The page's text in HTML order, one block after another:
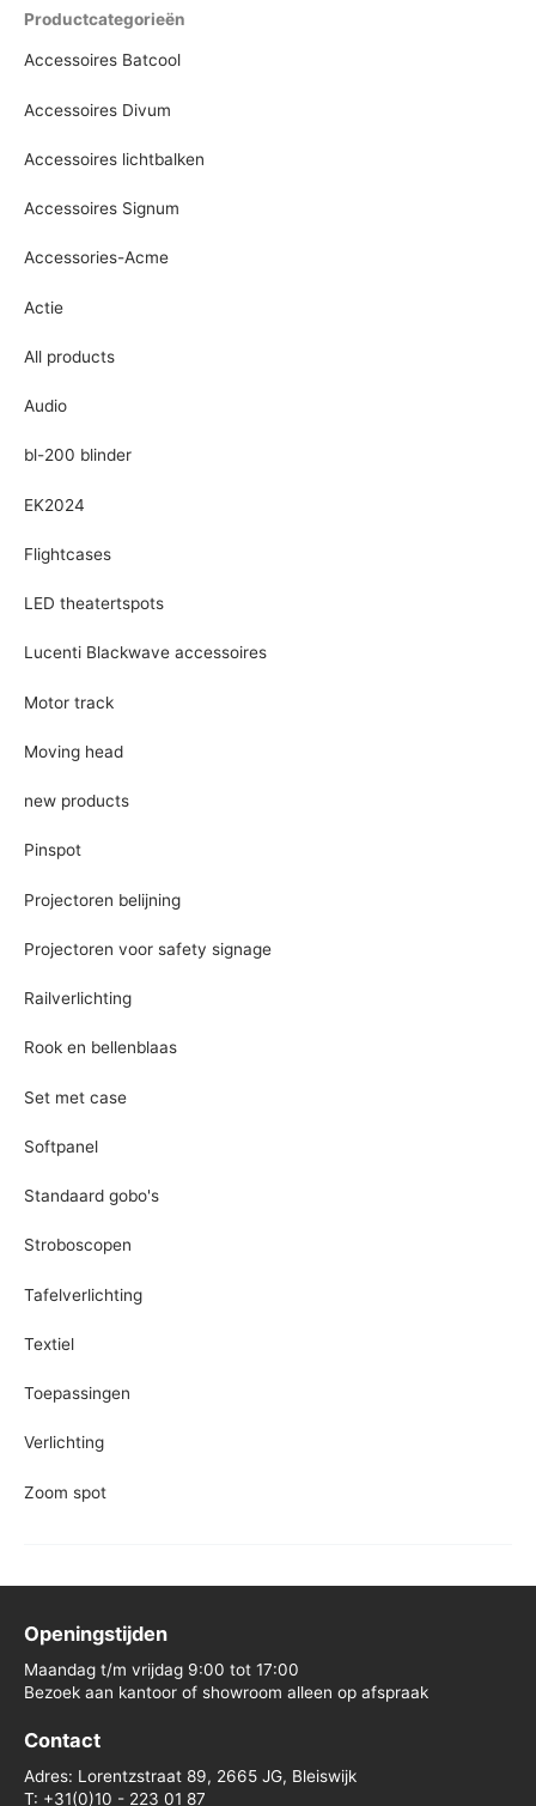
Productcategorieën
Accessoires Batcool
Accessoires Divum
Accessoires lichtbalken
Accessoires Signum
Accessories-Acme
Actie
All products
Audio
bl-200 blinder
EK2024
Flightcases
LED theatertspots
Lucenti Blackwave accessoires
Motor track
Moving head
new products
Pinspot
Projectoren belijning
Projectoren voor safety signage
Railverlichting
Rook en bellenblaas
Set met case
Softpanel
Standaard gobo's
Stroboscopen
Tafelverlichting
Textiel
Toepassingen
Verlichting
Zoom spot
Openingstijden
Maandag t/m vrijdag 9:00 tot 17:00
Bezoek aan kantoor of showroom alleen op afspraak
Contact
Adres: Lorentzstraat 89, 2665 JG, Bleiswijk
T: +31(0)10 - 223 01 87